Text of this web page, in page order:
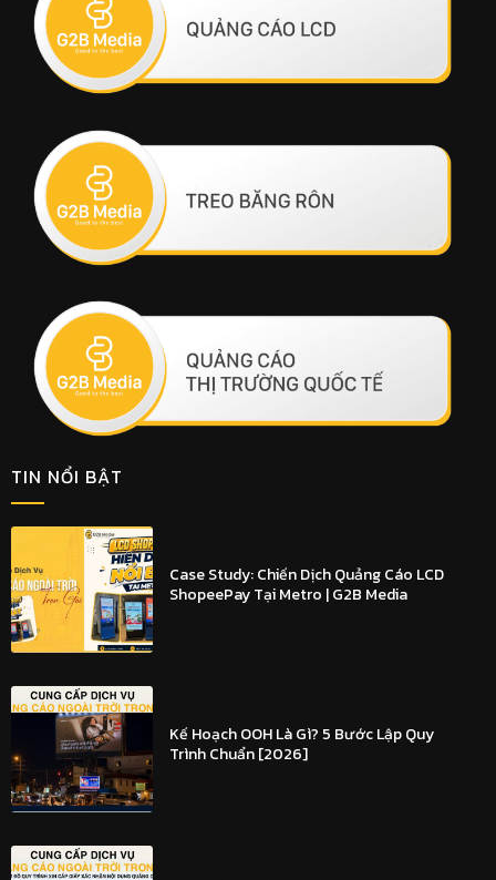
TIN NỔI BẬT
Case Study: Chiến Dịch Quảng Cáo LCD
ShopeePay Tại Metro | G2B Media
Kế Hoạch OOH Là Gì? 5 Bước Lập Quy
Trình Chuẩn [2026]